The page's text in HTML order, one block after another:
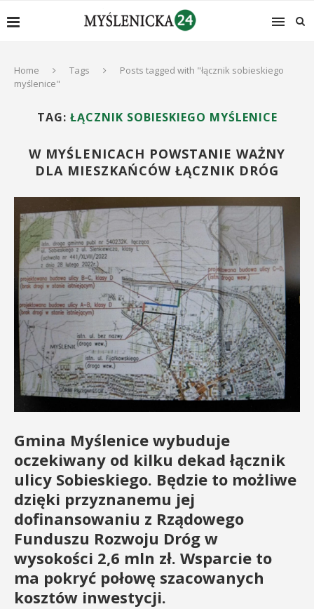
Home Tags
Posts tagged with "łącznik sobieskiego
myślenice"
TAG: ŁĄCZNIK SOBIESKIEGO MYŚLENICE
W MYŚLENICACH POWSTANIE WAŻNY
DLA MIESZKAŃCÓW ŁĄCZNIK DRÓG
Gmina Myślenice wybuduje
oczekiwany od kilku dekad łącznik
ulicy Sobieskiego. Będzie to możliwe
dzięki przyznanemu jej
dofinansowaniu z Rządowego
Funduszu Rozwoju Dróg w
wysokości 2,6 mln zł. Wsparcie to
ma pokryć połowę szacowanych
kosztów inwestycji.